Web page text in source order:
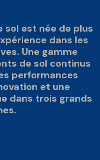
dans les
Une gamme
de sol continus
performances
et une
dans trois grands